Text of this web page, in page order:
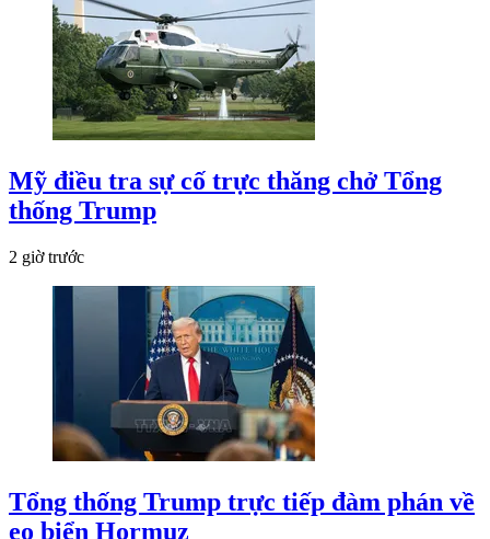
Mỹ điều tra sự cố trực thăng chở Tổng
thống Trump
2 giờ trước
Tổng thống Trump trực tiếp đàm phán về
eo biển Hormuz